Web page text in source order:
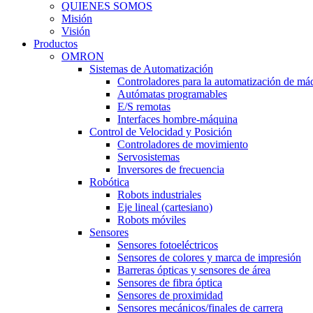
QUIENES SOMOS
Misión
Visión
Productos
OMRON
Sistemas de Automatización
Controladores para la automatización de
Autómatas programables
E/S remotas
Interfaces hombre-máquina
Control de Velocidad y Posición
Controladores de movimiento
Servosistemas
Inversores de frecuencia
Robótica
Robots industriales
Eje lineal (cartesiano)
Robots móviles
Sensores
Sensores fotoeléctricos
Sensores de colores y marca de impresión
Barreras ópticas y sensores de área
Sensores de fibra óptica
Sensores de proximidad
Sensores mecánicos/finales de carrera